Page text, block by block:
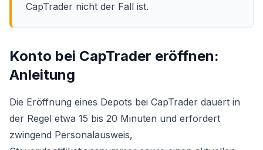
CapTrader nicht der Fall ist.
Konto bei CapTrader eröffnen:
Anleitung
Die Eröffnung eines Depots bei CapTrader dauert in
der Regel etwa 15 bis 20 Minuten und erfordert
zwingend Personalausweis,